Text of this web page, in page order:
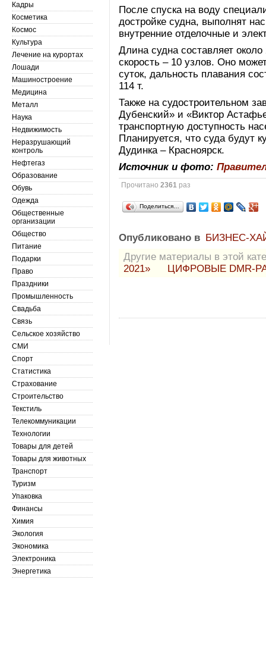
После спуска на воду
достройке судна, выполнят
внутренние отделочные и
Длина судна составляет
скорость – 10 узлов. Оно
суток, дальность плавания
114 т.
Также на судостроительном
Дубенский» и «Виктор
транспортную доступность
Планируется, что суда будут
Дудинка – Красноярск.
Источник и фото:
Прочитано2361 раз
Поделиться…
Опубликовано в БИЗНЕС-
Другие материалы в этой
2021»
ЦИФРОВЫЕ DMR-
Кадры
Косметика
Космос
Культура
Лечение на курортах
Лошади
Машиностроение
Медицина
Металл
Наука
Недвижимость
Неразрушающий
контроль
Нефтегаз
Образование
Обувь
Одежда
Общественные
организации
Общество
Питание
Подарки
Право
Праздники
Промышленность
Свадьба
Связь
Сельское хозяйство
СМИ
Спорт
Статистика
Страхование
Строительство
Текстиль
Телекоммуникации
Технологии
Товары для детей
Товары для животных
Транспорт
Туризм
Упаковка
Финансы
Химия
Экология
Экономика
Электроника
Энергетика